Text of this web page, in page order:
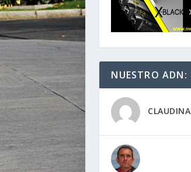
NUESTRO ADN:
CLAUDINA